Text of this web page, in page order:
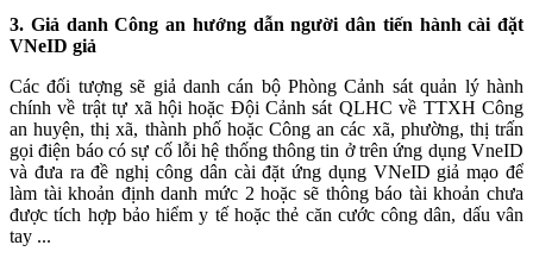
3. Giả danh Công an hướng dẫn người dân tiến hành cài đặt
VNeID giả
Các đối tượng sẽ giả danh cán bộ Phòng Cảnh sát quản lý hành
chính về trật tự xã hội hoặc Đội Cảnh sát QLHC về TTXH Công
an huyện, thị xã, thành phố hoặc Công an các xã, phường, thị trấn
gọi điện báo có sự cố lỗi hệ thống thông tin ở trên ứng dụng VneID
và đưa ra đề nghị công dân cài đặt ứng dụng VNeID giả mạo để
làm tài khoản định danh mức 2 hoặc sẽ thông báo tài khoản chưa
được tích hợp bảo hiểm y tế hoặc thẻ căn cước công dân, dấu vân
tay ...